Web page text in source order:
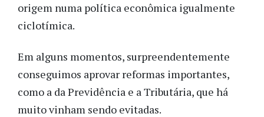
origem numa política econômica igualmente
ciclotímica.
Em alguns momentos, surpreendentemente
conseguimos aprovar reformas importantes,
como a da Previdência e a Tributária, que há
muito vinham sendo evitadas.